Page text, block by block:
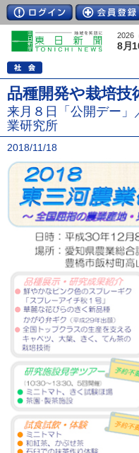
2026
8月
品種開発や栽培技
来月８日「公開デー」
業研究所
2018/11/18